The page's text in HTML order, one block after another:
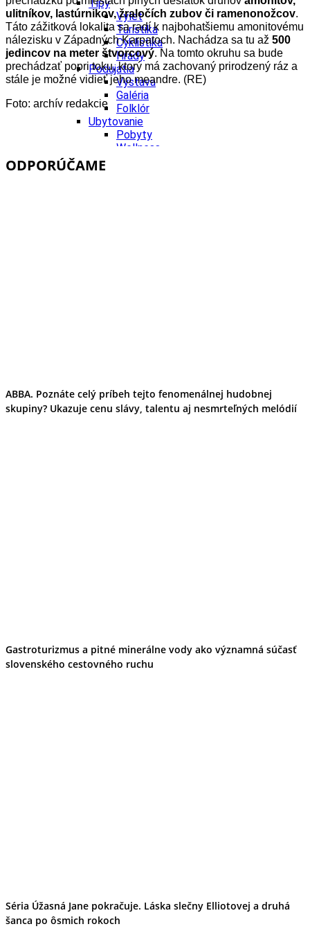
Tipy
Výlet
Turistika
Cyklistika
Hrady
Podujatia
Výstava
Galéria
Folklór
Ubytovanie
Pobyty
Wellness
Gastro
ulitníkov, lastúrnikov, žraločích zubov či ramenonožcov.
Táto zážitková lokalita sa radí k najbohatšiemu amonitovému
nálezisku v Západných Karpatoch. Nachádza sa tu až 500
jedincov na meter štvorcový. Na tomto okruhu sa bude
prechádzať popri toku, ktorý má zachovaný prirodzený ráz a
stále je možné vidieť jeho meandre. (RE)
Foto: archív redakcie
ODPORÚČAME
ABBA. Poznáte celý príbeh tejto fenomenálnej hudobnej
skupiny? Ukazuje cenu slávy, talentu aj nesmrteľných melódií
Gastroturizmus a pitné minerálne vody ako významná súčasť
slovenského cestovného ruchu
Séria Úžasná Jane pokračuje. Láska slečny Elliotovej a druhá
šanca po ôsmich rokoch